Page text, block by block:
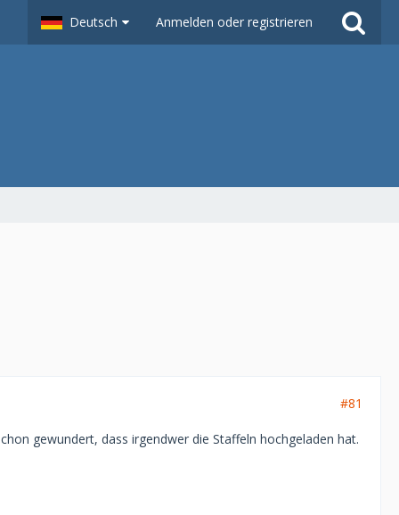
Deutsch Anmelden oder registrieren
#81
gewundert, dass irgendwer die Staffeln hochgeladen hat.